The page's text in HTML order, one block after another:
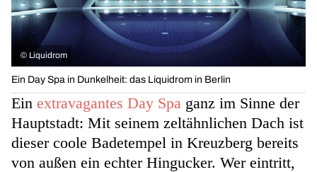
© Liquidrom
Ein Day Spa in Dunkelheit: das Liquidrom in Berlin
Ein extravagantes Day Spa ganz im Sinne der
Hauptstadt: Mit seinem zeltähnlichen Dach ist
dieser coole Badetempel in Kreuzberg bereits
von außen ein echter Hingucker. Wer eintritt,